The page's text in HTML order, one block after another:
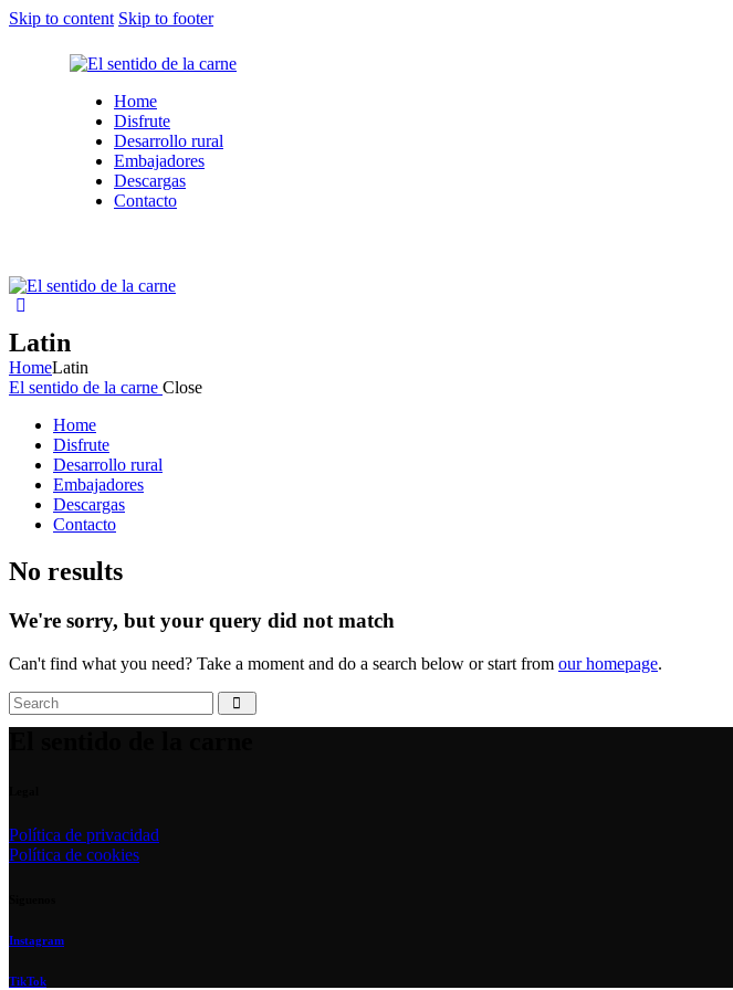
Skip to content Skip to footer
Home
Disfrute
Desarrollo rural
Embajadores
Descargas
Contacto
Latin
HomeLatin
El sentido de la carne Close
Home
Disfrute
Desarrollo rural
Embajadores
Descargas
Contacto
No results
We're sorry, but your query did not match
Can't find what you need? Take a moment and do a search below or start from our homepage.
Política de privacidad
Política de cookies
Instagram
TikTok